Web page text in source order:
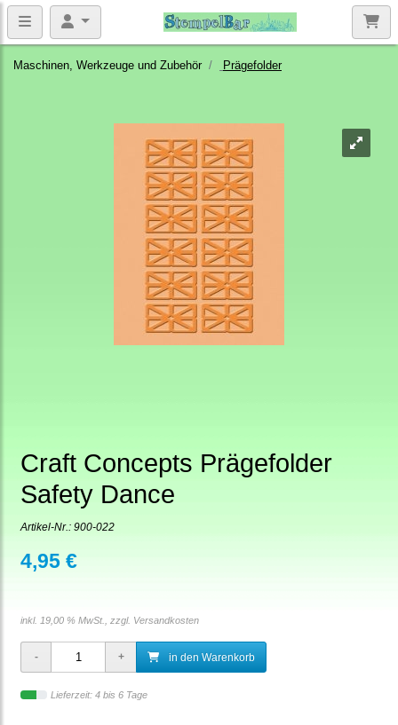
Maschinen, Werkzeuge und Zubehör Prägefolder
Craft Concepts Prägefolder
Safety Dance
Artikel-Nr.: 900-022
4,95 €
inkl. 19,00 % MwSt., zzgl. Versandkosten
in den Warenkorb
Lieferzeit: 4 bis 6 Tage